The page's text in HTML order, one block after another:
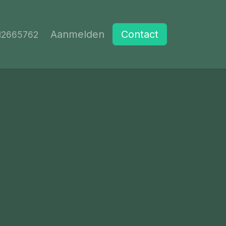
Aanmelden Contact